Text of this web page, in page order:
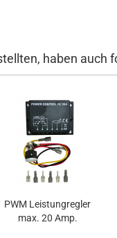
haben auch
PWM Leistungregler
max. 20 Amp.